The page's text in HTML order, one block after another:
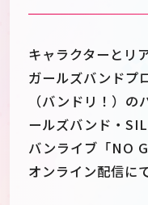
キャラクターとリ
ガールズバンドプ
（バンドリ！）
ールズバンド・
バンライブ「NO
オンライン配信に